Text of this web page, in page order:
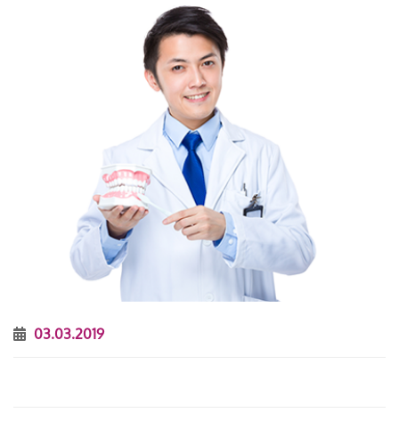
03.03.2019